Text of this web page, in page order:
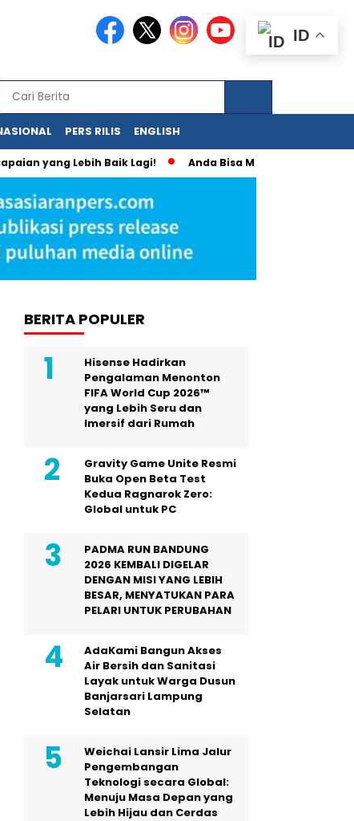
PERS RILIS ENGLISH
Lebih Baik Lagi! Anda Bisa Memiliki Media Online
BERITA POPULER
Hisense Hadirkan
Pengalaman Menonton
FIFA World Cup 2026™
yang Lebih Seru dan
Imersif dari Rumah
Gravity Game Unite Resmi
Buka Open Beta Test
Kedua Ragnarok Zero:
Global untuk PC
PADMA RUN BANDUNG
2026 KEMBALI DIGELAR
DENGAN MISI YANG LEBIH
BESAR, MENYATUKAN PARA
PELARI UNTUK PERUBAHAN
AdaKami Bangun Akses
Air Bersih dan Sanitasi
Layak untuk Warga Dusun
Banjarsari Lampung
Selatan
Weichai Lansir Lima Jalur
Pengembangan
Teknologi secara Global:
Menuju Masa Depan yang
Lebih Hijau dan Cerdas
ID